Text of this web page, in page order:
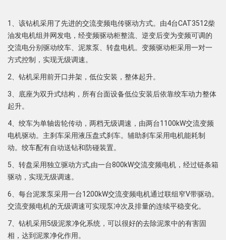
1、该钻机采用了先进的交流变频电传驱动方式。由4台CAT3512柴
油发电机组并网发电，经变频驱动柜整流、逆变后变为变频可调的
交流电分别驱动绞车、泥浆泵、转盘电机。变频驱动柜采用一对一
方式控制，实现无级调速。
2、钻机采用前开口井架，低位安装，整体起升。
3、底座为双升式结构，所有台面设备低位安装后依靠绞车动力整体
起升。
4、绞车为单轴齿轮传动，两档无级调速，由两台1100kW交流变频
电机驱动。主刹车采用液压盘式刹车。辅助刹车采用电机能耗制
动。绞车配有自动送钻和防碰装置。
5、转盘采用独立驱动方式,由一台800kW交流变频电机，经过链条箱
驱动，实现无级调速。
6、每台泥浆泵采用一台1200kW交流变频电机通过联组窄V带驱动。
交流变频电机的无级调速可实现泵冲次及排量的连续平稳变化。
7、钻机采用5级泥浆净化系统，可以很好的去除泥浆中的有害固
相，达到泥浆净化作用。